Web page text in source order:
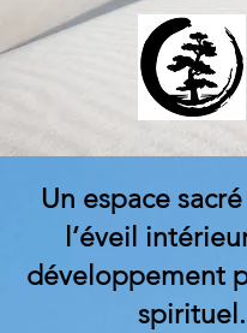
Un espace
l’éveil
développement
spirituel.